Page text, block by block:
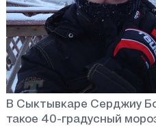
В Сыктывкаре Серджиу
такое 40-градусный